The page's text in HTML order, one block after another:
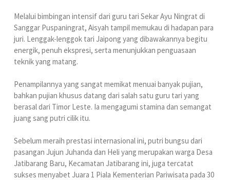
Melalui bimbingan intensif dari guru tari Sekar Ayu Ningrat di
Sanggar Puspaningrat, Aisyah tampil memukau di hadapan para
juri. Lenggak-lenggok tari Jaipong yang dibawakannya begitu
energik, penuh ekspresi, serta menunjukkan penguasaan
teknik yang matang.
Penampilannya yang sangat memikat menuai banyak pujian,
bahkan pujian khusus datang dari salah satu guru tari yang
berasal dari Timor Leste. Ia mengagumi stamina dan semangat
juang sang putri cilik itu.
Sebelum meraih prestasi internasional ini, putri bungsu dari
pasangan Jujun Juhanda dan Heli yang merupakan warga Desa
Jatibarang Baru, Kecamatan Jatibarang ini, juga tercatat
sukses menyabet Juara 1 Piala Kementerian Pariwisata pada 30